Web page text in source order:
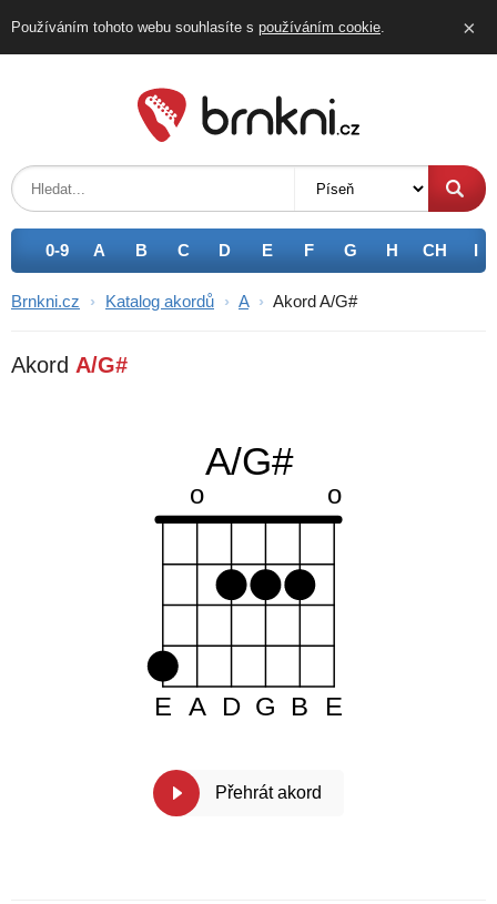
Používáním tohoto webu souhlasíte s používáním cookie. ×
0-9 A B C D E F G H CH I
Brnkni.cz › Katalog akordů › A › Akord A/G#
Akord A/G#
o o
E A D G B E
A/G#
Přehrát akord